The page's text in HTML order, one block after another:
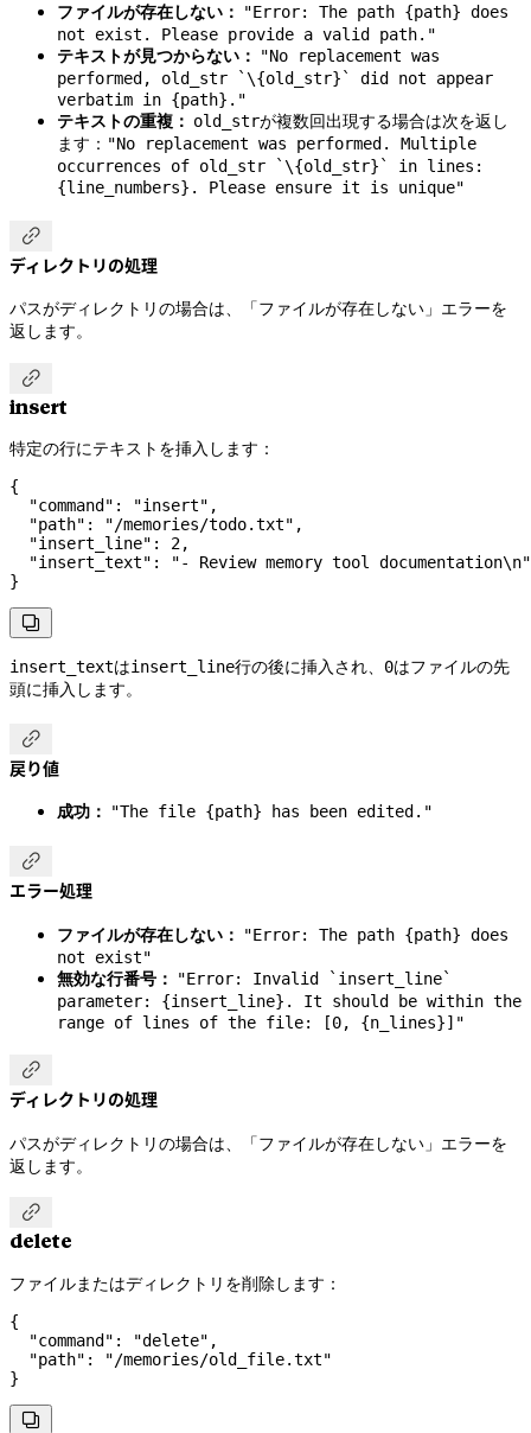
ファイルが存在しない：
"Error: The path {path} does
not exist. Please provide a valid path."
テキストが見つからない：
"No replacement was
performed, old_str `\{old_str}` did not appear
verbatim in {path}."
テキストの重複： old_strが複数回出現する場合は次を返し
ます： "No replacement was performed. Multiple
occurrences of old_str `\{old_str}` in lines:
{line_numbers}. Please ensure it is unique"

ディレクトリの処理
パスがディレクトリの場合は、「ファイルが存在しない」エラーを
返します。

insert
特定の行にテキストを挿入します：
{
  "command"
: "insert" ,
  "path"
: "/memories/todo.txt" ,
  "insert_line"
: 2,
  "insert_text"
: "- Review memory tool documentation\n"
}

insert_textはinsert_line行の後に挿入され、 0はファイルの先
頭に挿入します。

戻り値
成功： "The file {path} has been edited."

エラー処理
ファイルが存在しない：
"Error: The path {path} does
not exist"
無効な行番号：
"Error: Invalid `insert_line`
parameter: {insert_line}. It should be within the
range of lines of the file: [0, {n_lines}]"

ディレクトリの処理
パスがディレクトリの場合は、「ファイルが存在しない」エラーを
返します。

delete
ファイルまたはディレクトリを削除します：
{
  "command"
: "delete" ,
  "path"
:
"/memories/old_file.txt"
}
